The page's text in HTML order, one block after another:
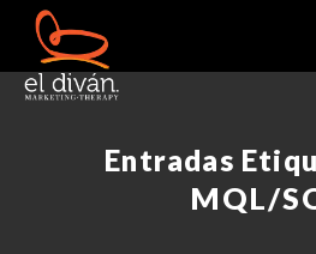
Entradas
MQL/